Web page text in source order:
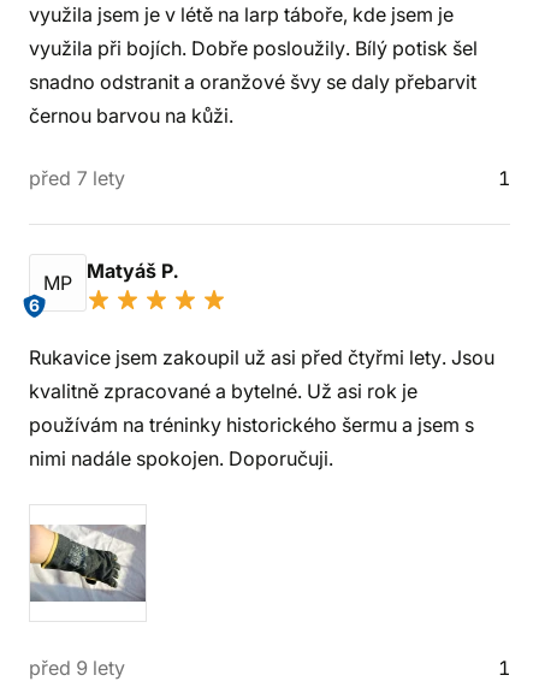
využila jsem je v létě na larp táboře, kde jsem je
využila při bojích. Dobře posloužily. Bílý potisk šel
snadno odstranit a oranžové švy se daly přebarvit
černou barvou na kůži.
před 7 lety 1
MP
6
Matyáš P.
Rukavice jsem zakoupil už asi před čtyřmi lety. Jsou
kvalitně zpracované a bytelné. Už asi rok je
používám na tréninky historického šermu a jsem s
nimi nadále spokojen. Doporučuji.
před 9 lety 1